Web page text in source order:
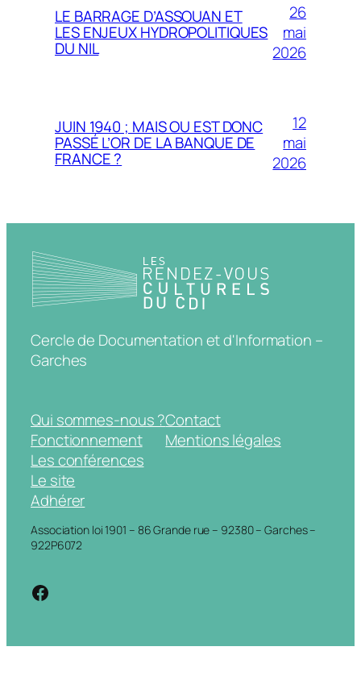
LE BARRAGE D’ASSOUAN ET
LES ENJEUX HYDROPOLITIQUES
DU NIL
26
mai
2026
JUIN 1940 ; MAIS OU EST DONC
PASSÉ L’OR DE LA BANQUE DE
FRANCE ?
12
mai
2026
Cercle de Documentation et d'Information –
Garches
Qui sommes-nous ?
Fonctionnement
Les conférences
Le site
Adhérer
Contact
Mentions légales
Association loi 1901 – 86 Grande rue – 92380 – Garches –
922P6072
https://www.facebook.com/